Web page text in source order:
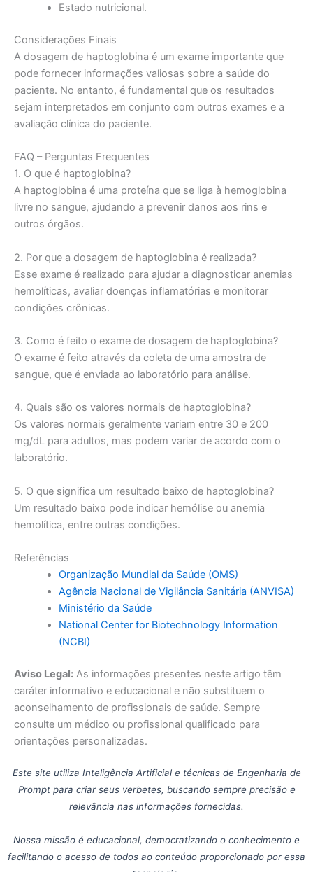
Estado nutricional.
Considerações Finais
A dosagem de haptoglobina é um exame importante que
pode fornecer informações valiosas sobre a saúde do
paciente. No entanto, é fundamental que os resultados
sejam interpretados em conjunto com outros exames e a
avaliação clínica do paciente.
FAQ – Perguntas Frequentes
1. O que é haptoglobina?
A haptoglobina é uma proteína que se liga à hemoglobina
livre no sangue, ajudando a prevenir danos aos rins e
outros órgãos.
2. Por que a dosagem de haptoglobina é realizada?
Esse exame é realizado para ajudar a diagnosticar anemias
hemolíticas, avaliar doenças inflamatórias e monitorar
condições crônicas.
3. Como é feito o exame de dosagem de haptoglobina?
O exame é feito através da coleta de uma amostra de
sangue, que é enviada ao laboratório para análise.
4. Quais são os valores normais de haptoglobina?
Os valores normais geralmente variam entre 30 e 200
mg/dL para adultos, mas podem variar de acordo com o
laboratório.
5. O que significa um resultado baixo de haptoglobina?
Um resultado baixo pode indicar hemólise ou anemia
hemolítica, entre outras condições.
Referências
Organização Mundial da Saúde (OMS)
Agência Nacional de Vigilância Sanitária (ANVISA)
Ministério da Saúde
National Center for Biotechnology Information
(NCBI)
Aviso Legal: As informações presentes neste artigo têm
caráter informativo e educacional e não substituem o
aconselhamento de profissionais de saúde. Sempre
consulte um médico ou profissional qualificado para
orientações personalizadas.
Este site utiliza Inteligência Artificial e técnicas de Engenharia de
Prompt para criar seus verbetes, buscando sempre precisão e
relevância nas informações fornecidas.
Nossa missão é educacional, democratizando o conhecimento e
facilitando o acesso de todos ao conteúdo proporcionado por essa